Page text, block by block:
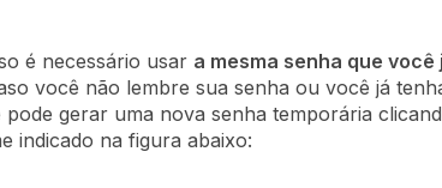
é necessário usar a mesma senha que
você não lembre sua senha ou você já
gerar uma nova senha temporária
indicado na figura abaixo: